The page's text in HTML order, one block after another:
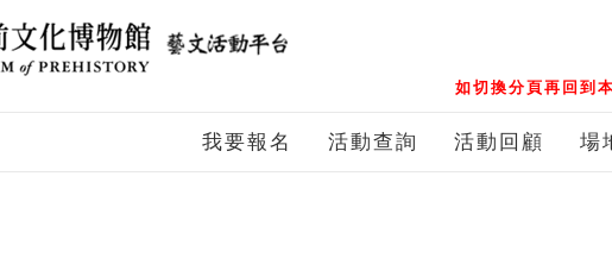
如切換分頁再回到
我要報名 活動查詢 活動回顧 場